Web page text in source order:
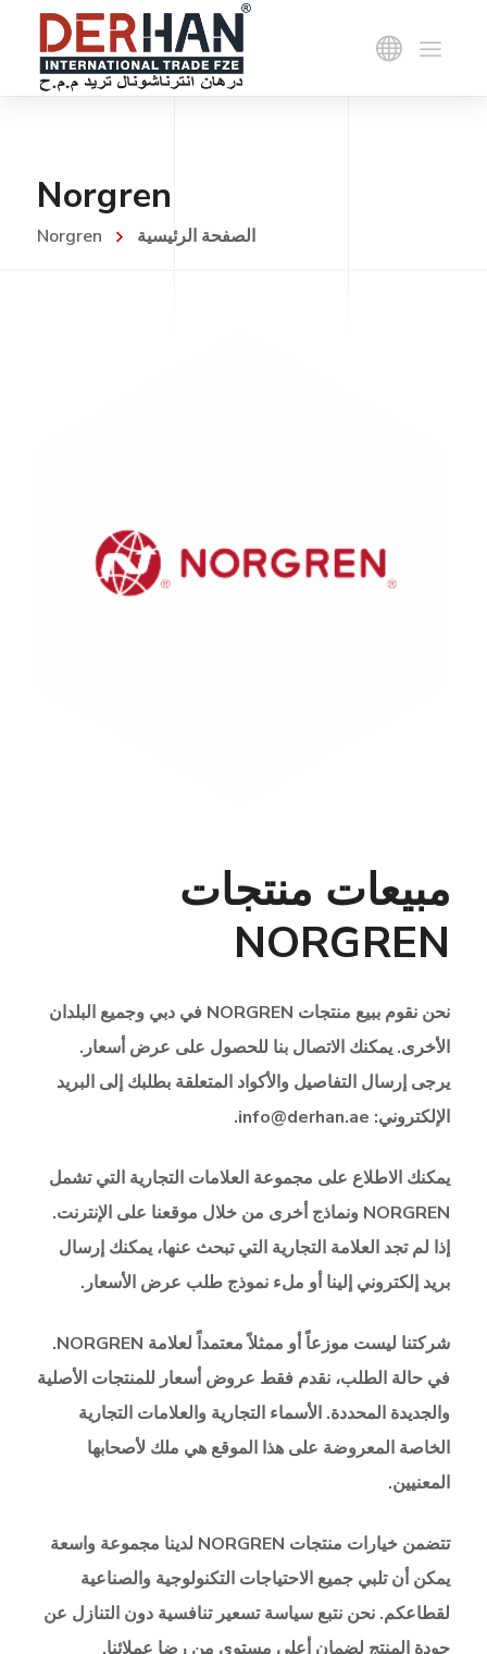
Norgren
الصفحة الرئيسية Norgren
مبيعات منتجات
NORGREN
نحن نقوم ببيع منتجات NORGREN في دبي وجميع البلدان
الأخرى. يمكنك الاتصال بنا للحصول على عرض أسعار.
يرجى إرسال التفاصيل والأكواد المتعلقة بطلبك إلى البريد
الإلكتروني: info@derhan.ae.
يمكنك الاطلاع على مجموعة العلامات التجارية التي تشمل
NORGREN ونماذج أخرى من خلال موقعنا على الإنترنت.
إذا لم تجد العلامة التجارية التي تبحث عنها، يمكنك إرسال
بريد إلكتروني إلينا أو ملء نموذج طلب عرض الأسعار.
شركتنا ليست موزعاً أو ممثلاً معتمداً لعلامة NORGREN
.
في حالة الطلب، نقدم فقط عروض أسعار للمنتجات الأصلية
والجديدة المحددة. الأسماء التجارية والعلامات التجارية
الخاصة المعروضة على هذا الموقع هي ملك لأصحابها
المعنيين.
تتضمن خيارات منتجات NORGREN لدينا مجموعة واسعة
يمكن أن تلبي جميع الاحتياجات التكنولوجية والصناعية
لقطاعكم. نحن نتبع سياسة تسعير تنافسية دون التنازل عن
جودة المنتج لضمان أعلى مستوى من رضا عملائنا.